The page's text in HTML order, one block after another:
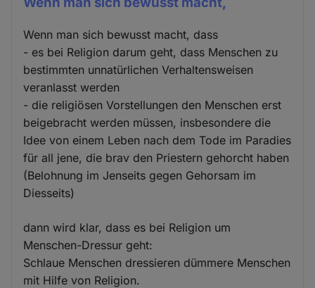
Wenn man sich bewusst macht, dass
- es bei Religion darum geht, dass Menschen zu
bestimmten unnatürlichen Verhaltensweisen
veranlasst werden
- die religiösen Vorstellungen den Menschen erst
beigebracht werden müssen, insbesondere die
Idee von einem Leben nach dem Tode im Paradies
für all jene, die brav den Priestern gehorcht haben
(Belohnung im Jenseits gegen Gehorsam im
Diesseits)
dann wird klar, dass es bei Religion um
Menschen-Dressur geht:
Schlaue Menschen dressieren dümmere Menschen
mit Hilfe von Religion.